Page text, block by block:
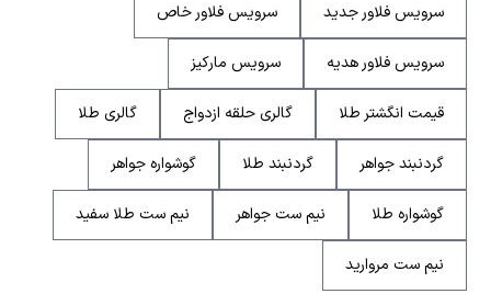
سرویس فلاور جدید سرویس فلاور خاص
سرویس فلاور هدیه سرویس مارکیز
قیمت انگشتر طلا گالری حلقه ازدواج گالری طلا
گردنبند جواهر گردنبند طلا گوشواره جواهر
گوشواره طلا نیم ست جواهر نیم ست طلا سفید
نیم ست مروارید